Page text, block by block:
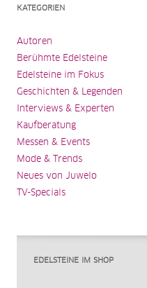
KATEGORIEN
Autoren
Berühmte Edelsteine
Edelsteine im Fokus
Geschichten & Legenden
Interviews & Experten
Kaufberatung
Messen & Events
Mode & Trends
Neues von Juwelo
TV-Specials
EDELSTEINE IM SHOP